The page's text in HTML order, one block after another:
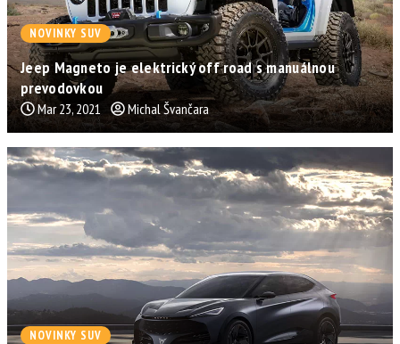
NOVINKY SUV
Jeep Magneto je elektrický off road s manuálnou
prevodovkou
Mar 23, 2021 Michal Švančara
NOVINKY SUV